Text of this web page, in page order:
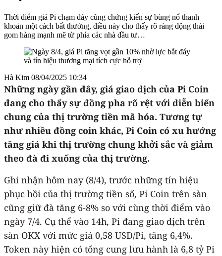
Thời điểm giá Pi chạm đáy cũng chứng kiến sự bùng nổ thanh
khoản một cách bất thường, điều này cho thấy rõ ràng động thái
gom hàng mạnh mẽ từ phía các nhà đầu tư…
Hà Kim 08/04/2025 10:34
Những ngày gần đây, giá giao dịch của Pi Coin
đang cho thấy sự đồng pha rõ rệt với diễn biến
chung của thị trường tiền mã hóa. Tương tự
như nhiều đồng coin khác, Pi Coin có xu hướng
tăng giá khi thị trường chung khởi sắc và giảm
theo đà đi xuống của thị trường.
Ghi nhận hôm nay (8/4), trước những tín hiệu
phục hồi của thị trường tiền số, Pi Coin trên sàn
cũng giữ đà tăng 6-8% so với cùng thời điểm vào
ngày 7/4. Cụ thể vào 14h, Pi đang giao dịch trên
sàn OKX với mức giá 0,58 USD/Pi, tăng 6,4%.
Token này hiện có tổng cung lưu hành là 6,8 tỷ Pi